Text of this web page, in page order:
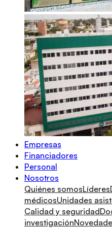
Empresas
Financiadores
Personal
Nosotros
Quiénes somosLíderes
médicosUnidades
Calidad y seguridad
investigación